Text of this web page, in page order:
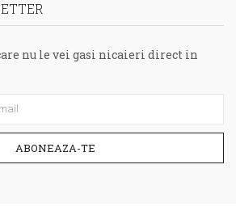
nu le vei gasi nicaieri direct in
ABONEAZA-TE